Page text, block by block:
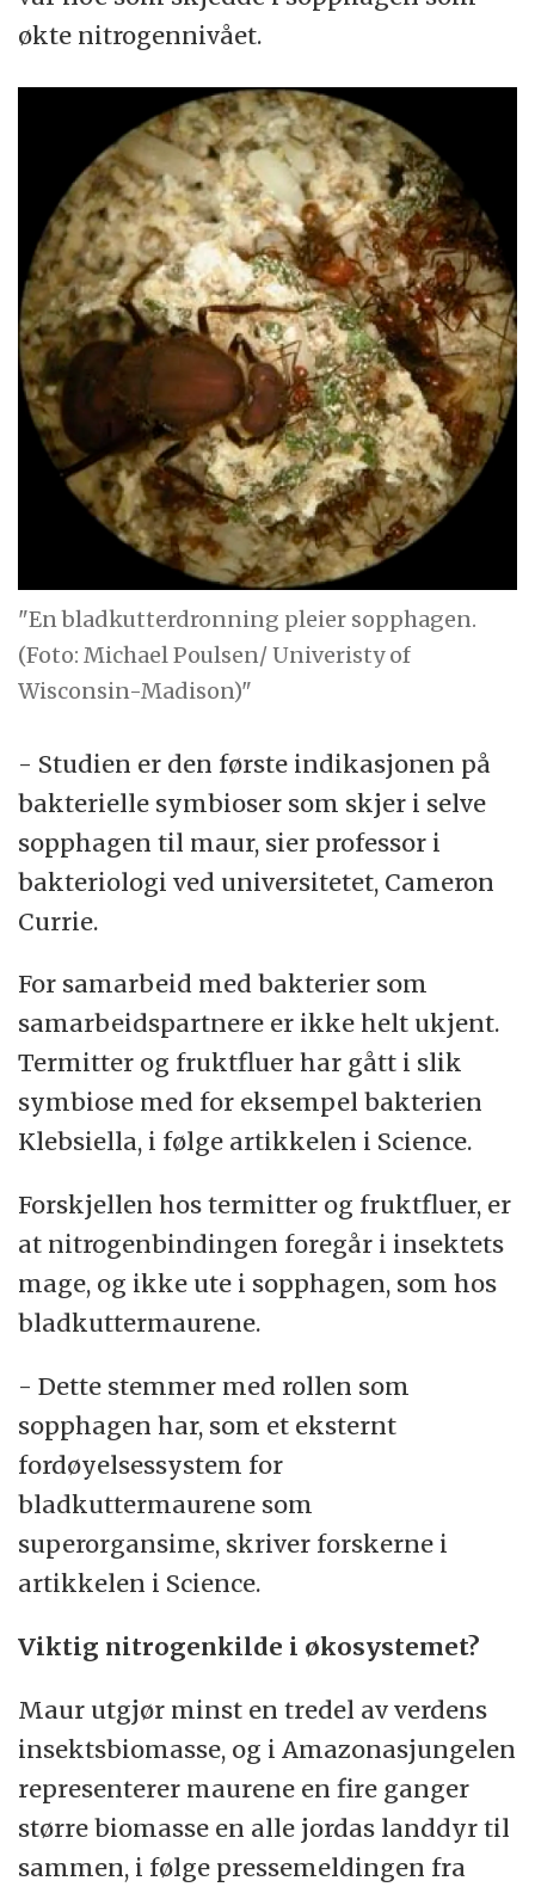
økte nitrogennivået.
"En bladkutterdronning pleier sopphagen.
(Foto: Michael Poulsen/ Univeristy of
Wisconsin-Madison)"
- Studien er den første indikasjonen på
bakterielle symbioser som skjer i selve
sopphagen til maur, sier professor i
bakteriologi ved universitetet, Cameron
Currie.
For samarbeid med bakterier som
samarbeidspartnere er ikke helt ukjent.
Termitter og fruktfluer har gått i slik
symbiose med for eksempel bakterien
Klebsiella, i følge artikkelen i Science.
Forskjellen hos termitter og fruktfluer, er
at nitrogenbindingen foregår i insektets
mage, og ikke ute i sopphagen, som hos
bladkuttermaurene.
- Dette stemmer med rollen som
sopphagen har, som et eksternt
fordøyelsessystem for
bladkuttermaurene som
superorgansime, skriver forskerne i
artikkelen i Science.
Viktig nitrogenkilde i økosystemet?
Maur utgjør minst en tredel av verdens
insektsbiomasse, og i Amazonasjungelen
representerer maurene en fire ganger
større biomasse en alle jordas landdyr til
sammen, i følge pressemeldingen fra